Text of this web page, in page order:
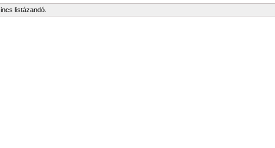
listázandó.